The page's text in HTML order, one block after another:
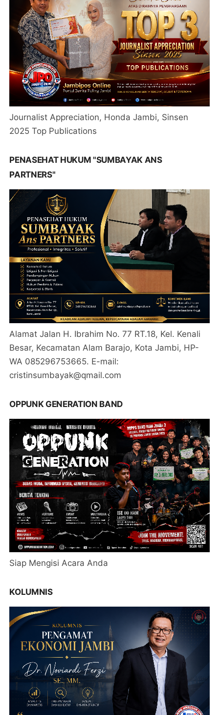
Journalist Appreciation, Honda Jambi, Sinsen
2025 Top Publications
PENASEHAT HUKUM "SUMBAYAK ANS
PARTNERS"
Alamat Jalan H. Ibrahim No. 77 RT.18, Kel. Kenali
Besar, Kecamatan Alam Barajo, Kota Jambi, HP-
WA 085296753665. E-mail:
cristinsumbayak@qmail.com
OPPUNK GENERATION BAND
Siap Mengisi Acara Anda
KOLUMNIS